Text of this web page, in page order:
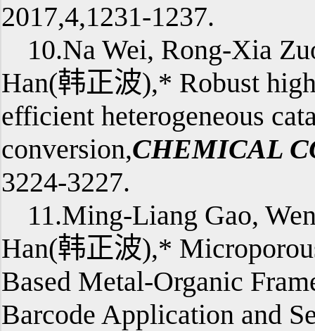
2017,4,1231-1237.
10.Na Wei, Rong-Xia
Han(韩正波),* Robust
efficient heterogeneous
conversion,CHEMICAL
3224-3227.
11.Ming-Liang Gao,
Han(韩正波),*
Based Metal-Organic
Barcode Application and